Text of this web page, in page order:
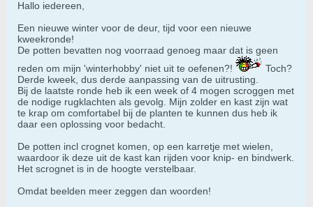
Hallo iedereen,
Een nieuwe winter voor de deur, tijd voor een nieuwe
kweekronde!
De potten bevatten nog voorraad genoeg maar dat is geen
reden om mijn 'winterhobby' niet uit te oefenen?!
Toch?
Derde kweek, dus derde aanpassing van de uitrusting.
Bij de laatste ronde heb ik een week of 4 mogen scroggen met
de nodige rugklachten als gevolg. Mijn zolder en kast zijn wat
te krap om comfortabel bij de planten te kunnen dus heb ik
daar een oplossing voor bedacht.
De potten incl crognet komen, op een karretje met wielen,
waardoor ik deze uit de kast kan rijden voor knip- en bindwerk.
Het scrognet is in de hoogte verstelbaar.
Omdat beelden meer zeggen dan woorden!